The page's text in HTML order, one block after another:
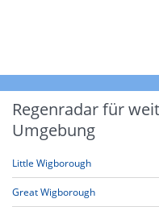
Regenradar für
Umgebung
Little Wigborough
Great Wigborough